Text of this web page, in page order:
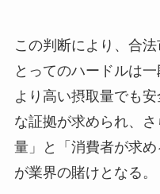
この判断により、合
とってのハードルは
より高い摂取量でも
な証拠が求められ、
量」と「消費者が求
が業界の賭けとなる。